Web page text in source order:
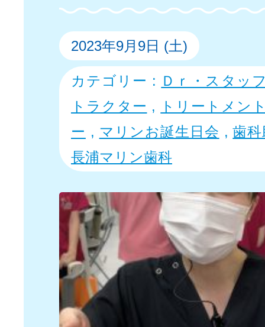
2023年9月9日 (土)
カテゴリー : Ｄｒ・スタッ
トラクター ,
トリートメン
ー , マリンお誕生日会 ,歯
長浦マリン歯科